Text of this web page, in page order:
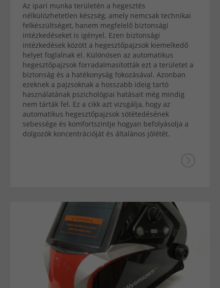
Az ipari munka területén a hegesztés
nélkülözhetetlen készség, amely nemcsak technikai
felkészültséget, hanem megfelelő biztonsági
intézkedéseket is igényel. Ezen biztonsági
intézkedések között a hegesztőpajzsok kiemelkedő
helyet foglalnak el. Különösen az automatikus
hegesztőpajzsok forradalmasították ezt a területet a
biztonság és a hatékonyság fokozásával. Azonban
ezeknek a pajzsoknak a hosszabb ideig tartó
használatának pszichológiai hatásait még mindig
nem tárták fel. Ez a cikk azt vizsgálja, hogy az
automatikus hegesztőpajzsok sötétedésének
sebessége és komfortszintje hogyan befolyásolja a
dolgozók koncentrációját és általános jólétét.